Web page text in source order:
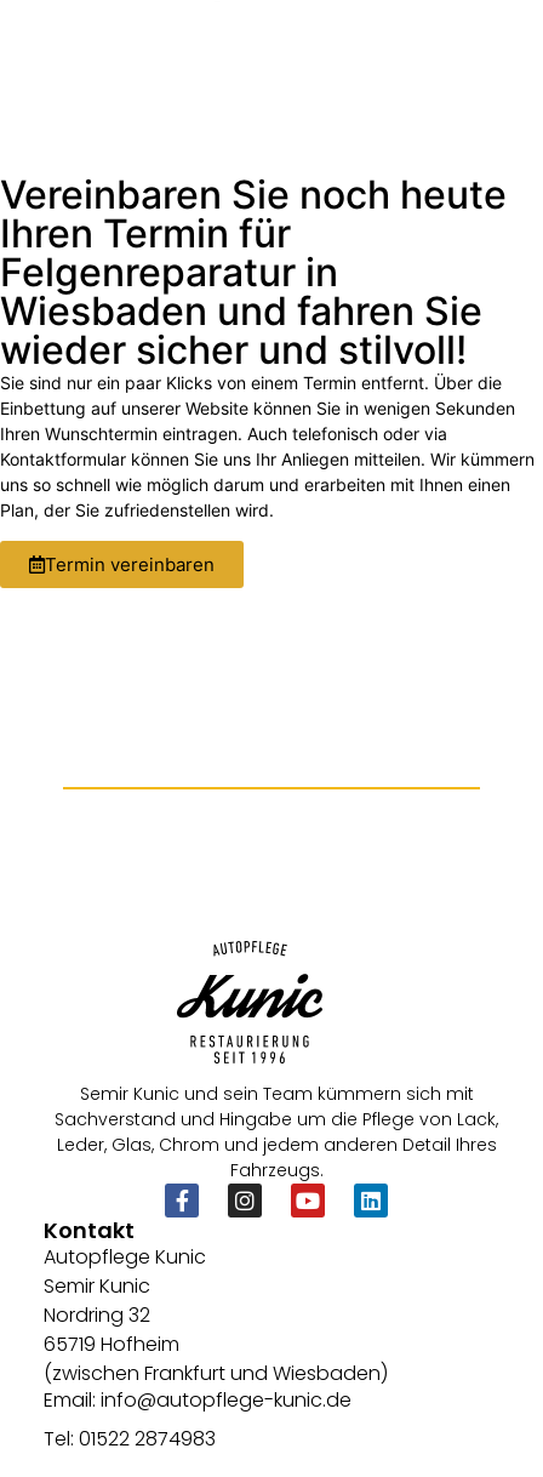
Vereinbaren Sie noch heute
Ihren Termin für
Felgenreparatur in
Wiesbaden und fahren Sie
wieder sicher und stilvoll!
Sie sind nur ein paar Klicks von einem Termin entfernt. Über die
Einbettung auf unserer Website können Sie in wenigen Sekunden
Ihren Wunschtermin eintragen. Auch telefonisch oder via
Kontaktformular können Sie uns Ihr Anliegen mitteilen. Wir kümmern
uns so schnell wie möglich darum und erarbeiten mit Ihnen einen
Plan, der Sie zufriedenstellen wird.
Termin vereinbaren
Semir Kunic und sein Team kümmern sich mit
Sachverstand und Hingabe um die Pflege von Lack,
Leder, Glas, Chrom und jedem anderen Detail Ihres
Fahrzeugs.
Kontakt
Autopflege Kunic
Semir Kunic
Nordring 32
65719 Hofheim
(zwischen Frankfurt und Wiesbaden)
Email: info@autopflege-kunic.de
Tel: 01522 2874983